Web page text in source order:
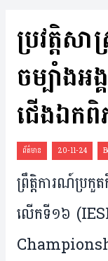
ប្រវត្តិ​សា
ចម្បាំង​អ
ជើង​ឯក​
ព័ត៌មាន 20-11-24
ព្រឹត្តិការណ៍ប្រ
លើក​ទី​១៦